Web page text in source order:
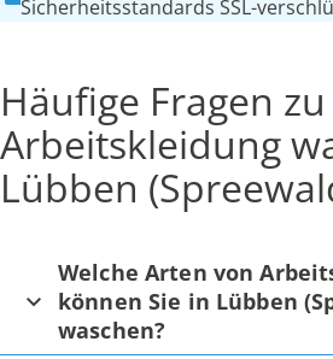
Sicherheitsstandards SSL-
Häufige Fragen zu
Arbeitskleidung
Lübben
Welche Arten von
können Sie in Lübben
waschen?